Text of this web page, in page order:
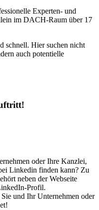
Experten- und
im DACH-Raum über 17
schnell. Hier suchen nicht
auch potentielle
oder Ihre Kanzlei,
Linkedin finden kann? Zu
neben der Webseite
Profil.
und Ihr Unternehmen oder